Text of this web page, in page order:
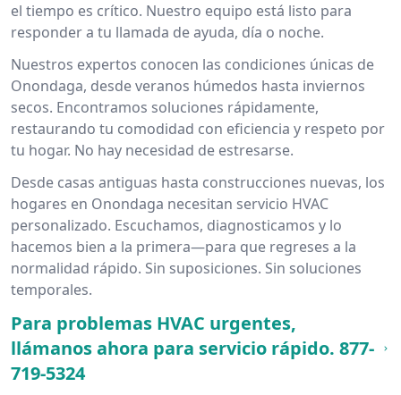
el tiempo es crítico. Nuestro equipo está listo para
responder a tu llamada de ayuda, día o noche.
Nuestros expertos conocen las condiciones únicas de
Onondaga, desde veranos húmedos hasta inviernos
secos. Encontramos soluciones rápidamente,
restaurando tu comodidad con eficiencia y respeto por
tu hogar. No hay necesidad de estresarse.
Desde casas antiguas hasta construcciones nuevas, los
hogares en Onondaga necesitan servicio HVAC
personalizado. Escuchamos, diagnosticamos y lo
hacemos bien a la primera—para que regreses a la
normalidad rápido. Sin suposiciones. Sin soluciones
temporales.
Para problemas HVAC urgentes,
llámanos ahora para servicio rápido. 877-
719-5324